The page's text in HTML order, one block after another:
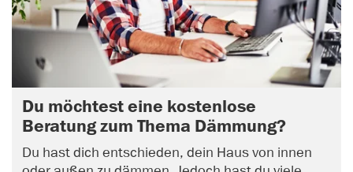
Du möchtest eine kostenlose
Beratung zum Thema Dämmung?
Du hast dich entschieden, dein Haus von innen